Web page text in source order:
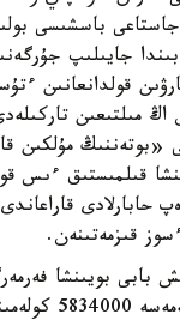
شارۋا قوجالىعىنىڭ 71 جاستاعى
جايىلىپ
قولدانعانىن
اڭ مىلتىعىن
202-بابى «بوتەننىڭ
قىلمىستىق ءىس
قاراعاندى
قىزمەتىنەن.
اەك - 2917 تەڭگە)